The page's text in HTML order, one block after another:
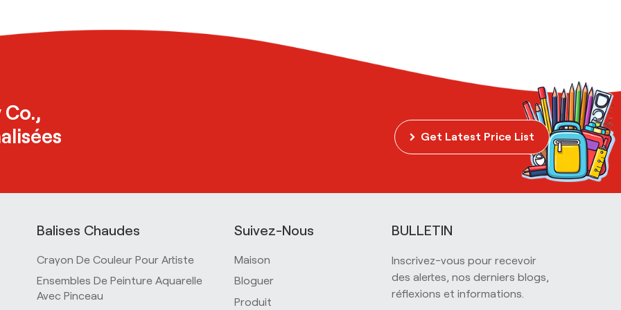
Get Latest Price List
Balises Chaudes
Crayon De Couleur Pour Artiste
Ensembles De Peinture Aquarelle
Avec Pinceau
Suivez-Nous
Maison
Bloguer
Produit
BULLETIN
Inscrivez-vous pour recevoir
des alertes, nos derniers blogs,
réflexions et informations.